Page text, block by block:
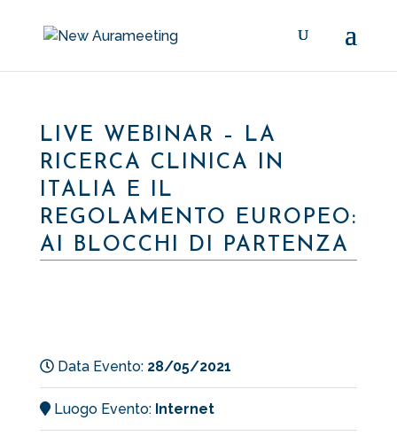
LIVE WEBINAR – LA
RICERCA CLINICA IN
ITALIA E IL
REGOLAMENTO EUROPEO:
AI BLOCCHI DI PARTENZA
Data Evento: 28/05/2021
Luogo Evento: Internet